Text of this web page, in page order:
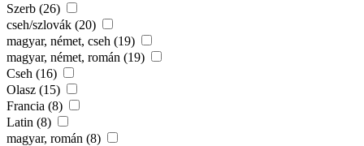
Szerb (26)
cseh/szlovák (20)
magyar, német, cseh (19)
magyar, német, román (19)
Cseh (16)
Olasz (15)
Francia (8)
Latin (8)
magyar, román (8)